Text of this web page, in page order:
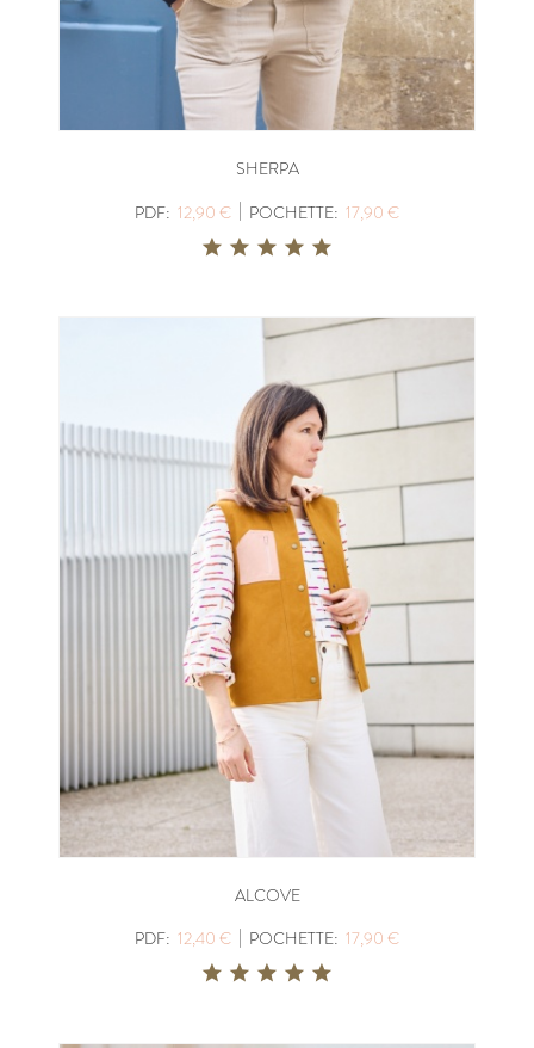
SHERPA
PDF: 12,90 € | POCHETTE: 17,90 €
ALCOVE
PDF: 12,40 € | POCHETTE: 17,90 €